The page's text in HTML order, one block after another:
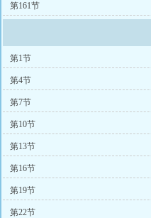
第161节
第1节
第4节
第7节
第10节
第13节
第16节
第19节
第22节